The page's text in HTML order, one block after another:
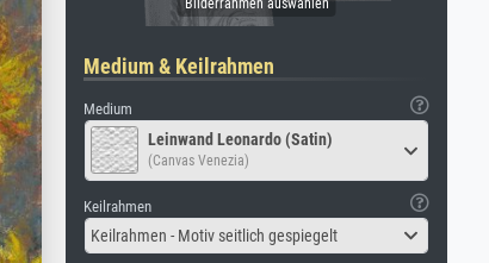
Medium & Keilrahmen
Medium
Leinwand Leonardo (Satin)
(Canvas Venezia)
Keilrahmen
Keilrahmen - Motiv seitlich gespiegelt